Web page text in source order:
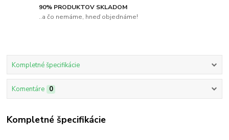
90% PRODUKTOV SKLADOM
..a čo nemáme, hneď objednáme!
Kompletné špecifikácie
Komentáre 0
Kompletné špecifikácie